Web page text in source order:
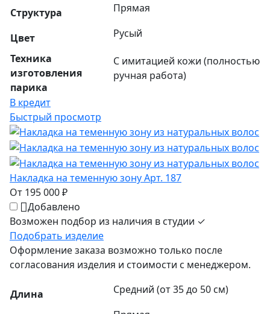
Структура Прямая
Цвет
Русый
Техника
изготовления
парика
С имитацией кожи (полностью
ручная работа)
В кредит
Быстрый просмотр
Накладка на теменную зону Арт. 187
От 195 000 ₽
Добавлено
Возможен подбор из наличия в студии ✓
Подобрать изделие
Оформление заказа возможно только после
согласования изделия и стоимости с менеджером.
Длина Средний (от 35 до 50 см)